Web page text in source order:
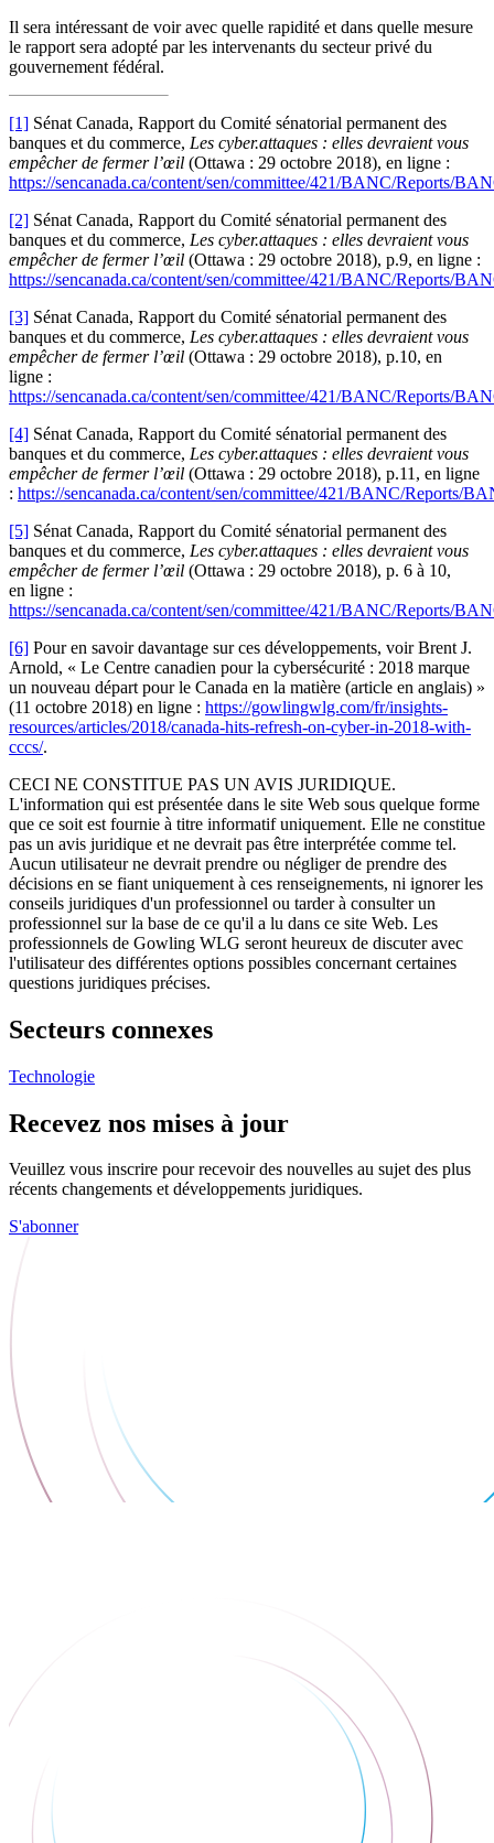
Il sera intéressant de voir avec quelle rapidité et dans quelle mesure
le rapport sera adopté par les intervenants du secteur privé du
gouvernement fédéral.
[1] Sénat Canada, Rapport du Comité sénatorial permanent des
banques et du commerce, Les cyber.attaques : elles devraient vous
empêcher de fermer l’œil (Ottawa : 29 octobre 2018), en ligne :
https://sencanada.ca/content/sen/committee/421/BANC/Reports/
[2] Sénat Canada, Rapport du Comité sénatorial permanent des
banques et du commerce, Les cyber.attaques : elles devraient vous
empêcher de fermer l’œil (Ottawa : 29 octobre 2018), p.9, en ligne :
https://sencanada.ca/content/sen/committee/421/BANC/Reports/
[3] Sénat Canada, Rapport du Comité sénatorial permanent des
banques et du commerce, Les cyber.attaques : elles devraient vous
empêcher de fermer l’œil (Ottawa : 29 octobre 2018), p.10, en
ligne :
https://sencanada.ca/content/sen/committee/421/BANC/Reports/
[4] Sénat Canada, Rapport du Comité sénatorial permanent des
banques et du commerce, Les cyber.attaques : elles devraient vous
empêcher de fermer l’œil (Ottawa : 29 octobre 2018), p.11, en ligne
: https://sencanada.ca/content/sen/committee/421/BANC/Reports/
[5] Sénat Canada, Rapport du Comité sénatorial permanent des
banques et du commerce, Les cyber.attaques : elles devraient vous
empêcher de fermer l’œil (Ottawa : 29 octobre 2018), p. 6 à 10,
en ligne :
https://sencanada.ca/content/sen/committee/421/BANC/Reports/
[6] Pour en savoir davantage sur ces développements, voir Brent J.
Arnold, « Le Centre canadien pour la cybersécurité : 2018 marque
un nouveau départ pour le Canada en la matière (article en anglais) »
(11 octobre 2018) en ligne : https://gowlingwlg.com/fr/insights-
resources/articles/2018/canada-hits-refresh-on-cyber-in-2018-with-
cccs/.
CECI NE CONSTITUE PAS UN AVIS JURIDIQUE.
L'information qui est présentée dans le site Web sous quelque forme
que ce soit est fournie à titre informatif uniquement. Elle ne constitue
pas un avis juridique et ne devrait pas être interprétée comme tel.
Aucun utilisateur ne devrait prendre ou négliger de prendre des
décisions en se fiant uniquement à ces renseignements, ni ignorer les
conseils juridiques d'un professionnel ou tarder à consulter un
professionnel sur la base de ce qu'il a lu dans ce site Web. Les
professionnels de Gowling WLG seront heureux de discuter avec
l'utilisateur des différentes options possibles concernant certaines
questions juridiques précises.
Secteurs connexes
Technologie
Recevez nos mises à jour
Veuillez vous inscrire pour recevoir des nouvelles au sujet des plus
récents changements et développements juridiques.
S'abonner